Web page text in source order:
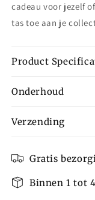
cadeau voor jezelf
tas toe aan je
Product
Onderhoud
Verzending
Gratis
Binnen 1 tot